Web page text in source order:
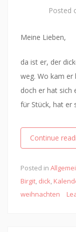
Posted
Meine Lieben,
da ist er, der
weg. Wo kam er
doch er hat sich
für Stück, hat er
Continue
Posted in
Birgit, dick,
weihnachten